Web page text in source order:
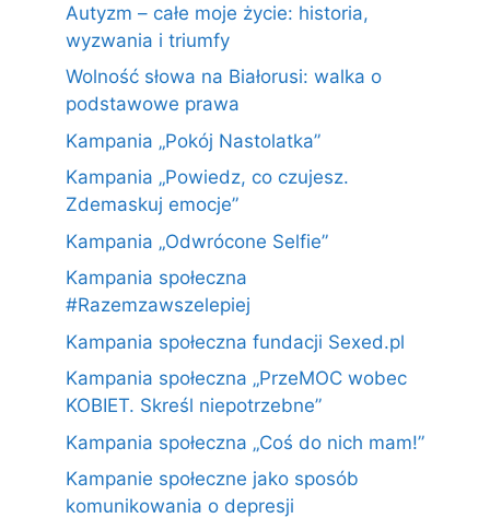
Autyzm – całe moje życie: historia,
wyzwania i triumfy
Wolność słowa na Białorusi: walka o
podstawowe prawa
Kampania „Pokój Nastolatka”
Kampania „Powiedz, co czujesz.
Zdemaskuj emocje”
Kampania „Odwrócone Selfie”
Kampania społeczna
#Razemzawszelepiej
Kampania społeczna fundacji Sexed.pl
Kampania społeczna „PrzeMOC wobec
KOBIET. Skreśl niepotrzebne”
Kampania społeczna „Coś do nich mam!”
Kampanie społeczne jako sposób
komunikowania o depresji